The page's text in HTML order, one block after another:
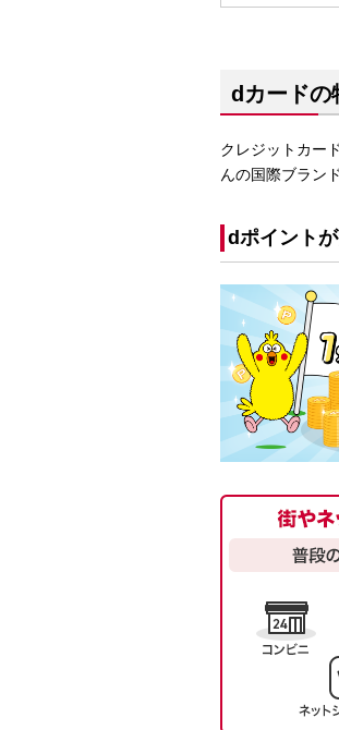
dカードの
クレジットカー
んの国際ブラン
dポイント